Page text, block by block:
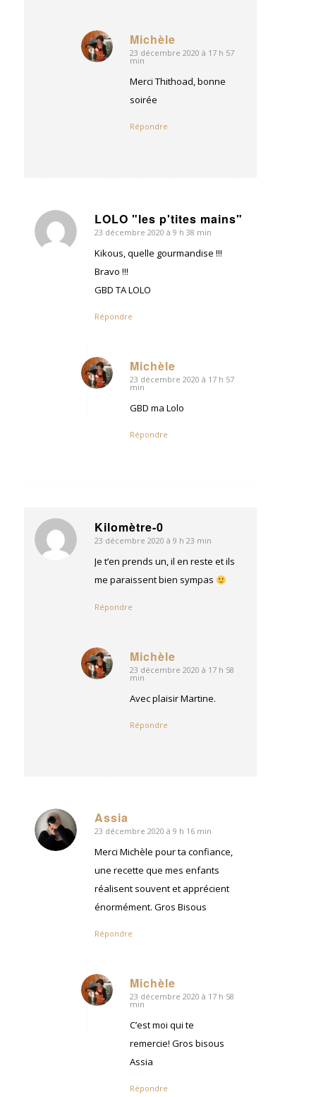
Michèle
dit
23 décembre 2020 à 17 h 57
min
Merci Thithoad, bonne
soirée
Répondre
LOLO "les p'tites mains"
dit
23 décembre 2020 à 9 h 38 min
Kikous, quelle gourmandise !!!
Bravo !!!
GBD TA LOLO
Répondre
Michèle
dit
23 décembre 2020 à 17 h 57
min
GBD ma Lolo
Répondre
Kilomètre-0
dit
23 décembre 2020 à 9 h 23 min
Je t’en prends un, il en reste et ils
me paraissent bien sympas
Répondre
Michèle
dit
23 décembre 2020 à 17 h 58
min
Avec plaisir Martine.
Répondre
Assia
dit
:
23 décembre 2020 à 9 h 16 min
Merci Michèle pour ta confiance,
une recette que mes enfants
réalisent souvent et apprécient
énormément. Gros Bisous
Répondre
Michèle
dit
23 décembre 2020 à 17 h 58
min
C’est moi qui te
remercie! Gros bisous
Assia
Répondre